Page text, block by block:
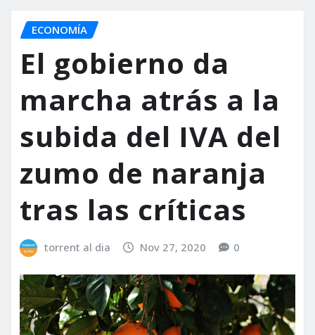
ECONOMÍA
El gobierno da
marcha atrás a la
subida del IVA del
zumo de naranja
tras las críticas
torrent al dia Nov 27, 2020 0